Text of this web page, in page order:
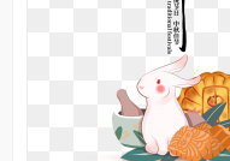
收藏